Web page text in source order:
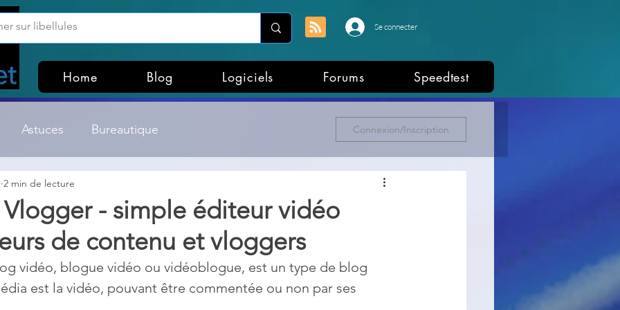
Se connecter
Home Blog Logiciels Forums Speedtest
Astuces Bureautique
Customisation Windows
de fichiers Gestion Système Graphisme
& Photoshop Linux
Connexion/Inscription
- simple éditeur vidéo
de contenu et vloggers
2 min de lecture
vidéo, blogue vidéo ou vidéoblogue, est un type de blog
est la vidéo, pouvant être commentée ou non par ses